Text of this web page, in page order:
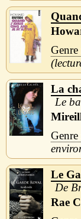
La
Le
Le
De
Rae